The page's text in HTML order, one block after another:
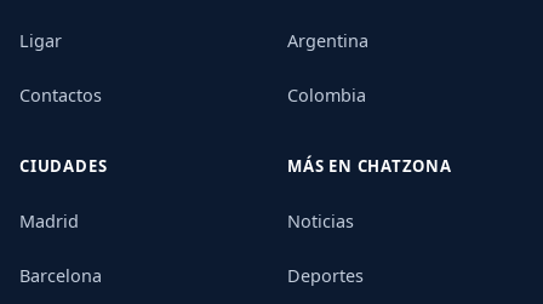
Ligar
Contactos
Argentina
Colombia
CIUDADES
Madrid
Barcelona
MÁS EN CHATZONA
Noticias
Deportes